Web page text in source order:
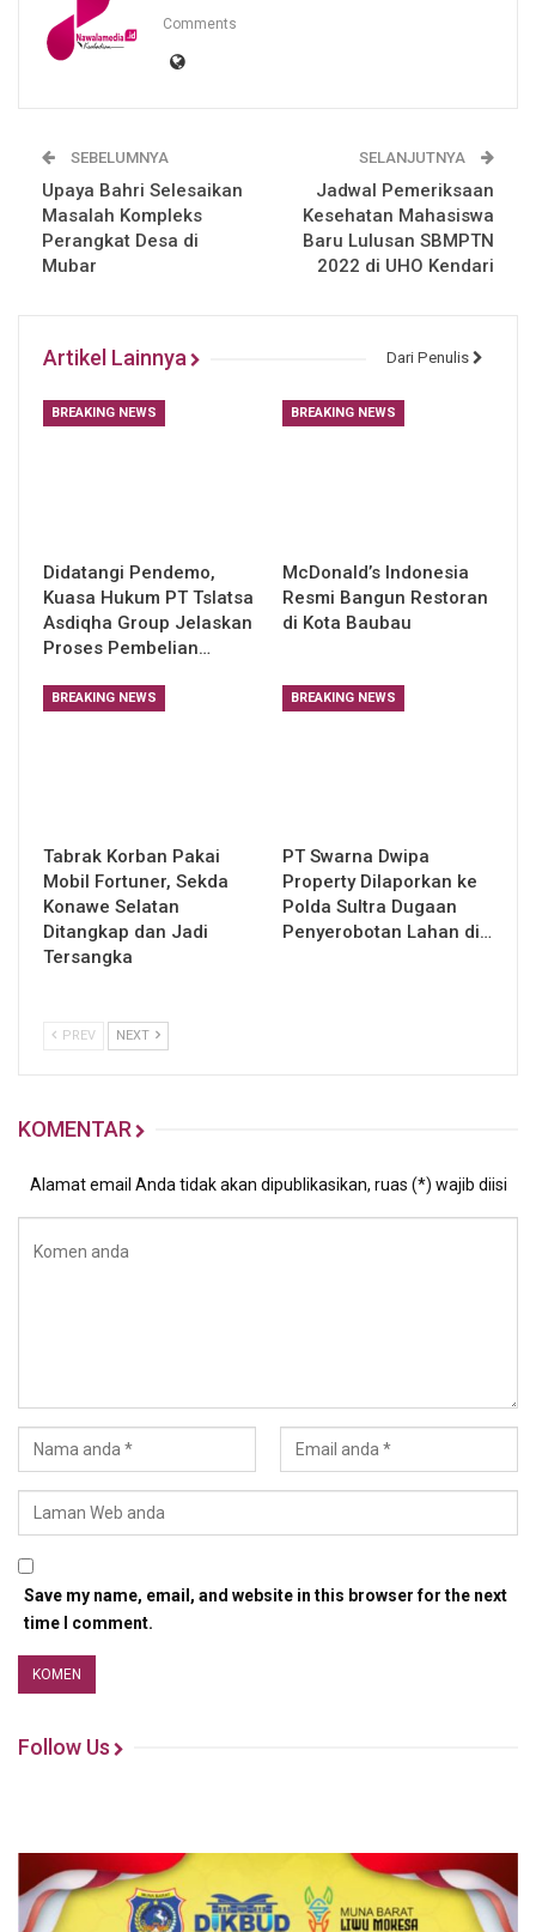
Comments
SEBELUMNYA
Upaya Bahri Selesaikan
Masalah Kompleks
Perangkat Desa di
Mubar
SELANJUTNYA
Jadwal Pemeriksaan
Kesehatan Mahasiswa
Baru Lulusan SBMPTN
2022 di UHO Kendari
Artikel Lainnya Dari Penulis
BREAKING NEWS
Didatangi Pendemo,
Kuasa Hukum PT Tslatsa
Asdiqha Group Jelaskan
Proses Pembelian…
BREAKING NEWS
McDonald’s Indonesia
Resmi Bangun Restoran
di Kota Baubau
BREAKING NEWS
Tabrak Korban Pakai
Mobil Fortuner, Sekda
Konawe Selatan
Ditangkap dan Jadi
Tersangka
BREAKING NEWS
PT Swarna Dwipa
Property Dilaporkan ke
Polda Sultra Dugaan
Penyerobotan Lahan di…
PREV NEXT
KOMENTAR
Alamat email Anda tidak akan dipublikasikan, ruas (*) wajib diisi
Save my name, email, and website in this browser for the next
time I comment.
Follow Us